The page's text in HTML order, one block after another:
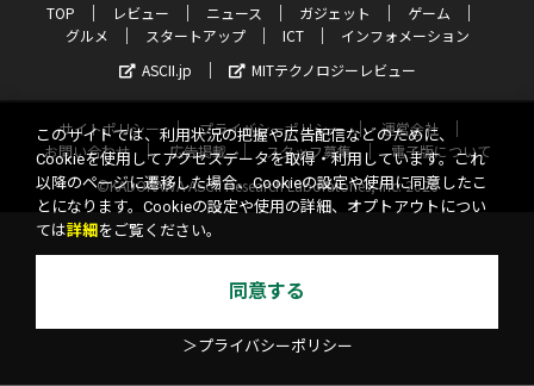
TOP レビュー ニュース ガジェット
ゲーム
グルメ
スタートアップ ICT
インフォメーション
ASCII.jp
MITテクノロジーレビュー
サイトポリシー プライバシーポリシー
運営会社
お問い合わせ
広告掲載 スタッフ募集
電子版について
©KADOKAWA ASCII Research Laboratories, Inc. 2026
このサイトでは、利用状況の把握や広告配信などのために、
Cookieを使用してアクセスデータを取得・利用しています。これ
以降のページに遷移した場合、Cookieの設定や使用に同意したこ
とになります。Cookieの設定や使用の詳細、オプトアウトについ
ては詳細 をご覧ください。
同意する
＞プライバシーポリシー